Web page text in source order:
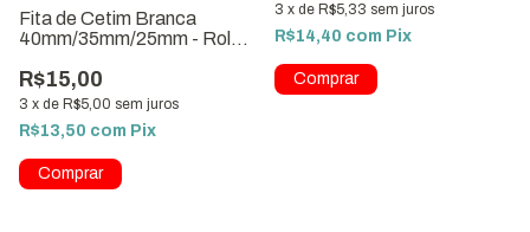
Fita de Cetim Branca
40mm/35mm/25mm - Rolo
R$15,00
3 x de R$5,00 sem juros
R$13,50 com Pix
Comprar
3 x de R$5,33 sem juros
R$14,40 com Pix